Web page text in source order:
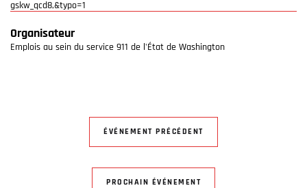
gskw_qcd8,&typo=1
Organisateur
Emplois au sein du service 911 de l'État de Washington
ÉVÉNEMENT PRÉCÉDENT
PROCHAIN ÉVÉNEMENT